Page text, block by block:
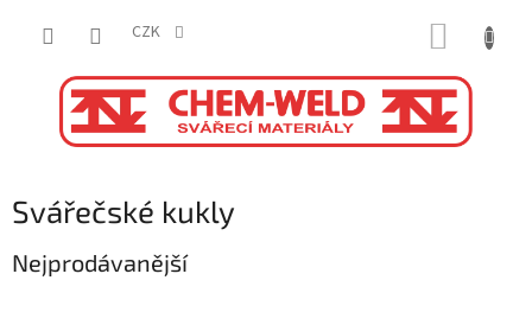
CZK
Svářečské kukly
Nejprodávanější